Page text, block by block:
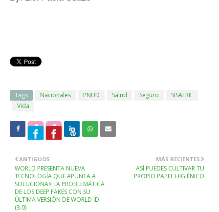
Tags Nacionales PNUD Salud Seguro
SISALRIL
Vida
MÁS RECIENTES
ASÍ PUEDES CULTIVAR TU
PROPIO PAPEL HIGIÉNICO
ANTIGUOS
WORLD PRESENTA NUEVA
TECNOLOGÍA QUE APUNTA A
SOLUCIONAR LA PROBLEMÁTICA
DE LOS DEEP FAKES CON SU
ÚLTIMA VERSIÓN DE WORLD ID
(3.0)